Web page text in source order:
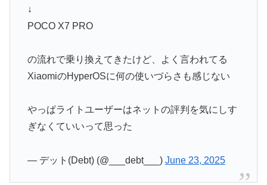
↓
POCO X7 PRO
の流れで乗り換えてきたけど、よく言われてる
XiaomiのHyperOSに何の使いづらさも感じない
やっぱライトユーザーはネットの評判を気にしす
ぎなくていいって思った
— デット(Debt) (@___debt___) June 23, 2025